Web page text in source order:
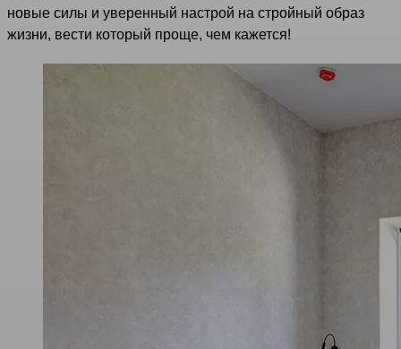
новые силы и уверенный настрой на стройный образ
жизни, вести который проще, чем кажется!